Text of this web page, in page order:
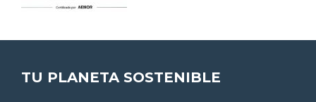
TU PLANETA SOSTENIBLE